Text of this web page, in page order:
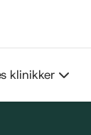
klinikker